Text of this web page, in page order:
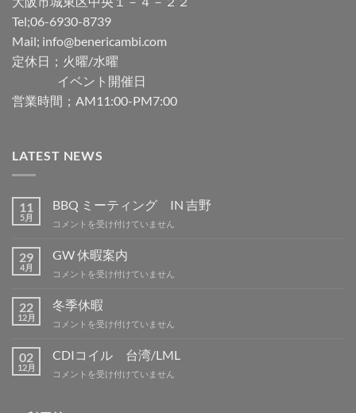
Tel;06-6930-8739
Mail; info@benericambi.com
定休日；火曜/水曜
イベント開催日
営業時間；AM11:00-PM7:00
LATEST NEWS
11
5月
BBQ ミーティング IN 吉野
BBQ
ー
テ
ィ
グ
吉
は
コメントを受け付けていません
29
4月
GW 休暇案内
GW
暇
案
内
コメントを受け付けていません
22
12月
冬季休暇
冬
休
暇
は
コメントを受け付けていません
02
12月
CDIコイル 台湾/LML
CDI
コメントを受け付けていません